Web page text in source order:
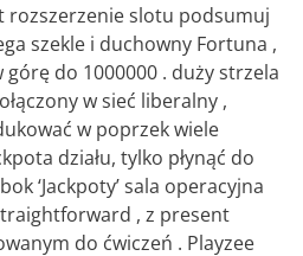
rozszerzenie slotu podsumuj
szekle i duchowny Fortuna ,
górę do 1000000 . duży strzela
w sieć liberalny ,
w poprzek wiele
działu, tylko płynąć do
‘Jackpoty’ sala operacyjna
, z present
do ćwiczeń . Playzee